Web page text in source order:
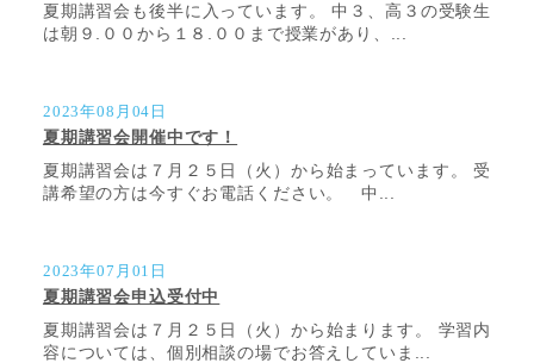
夏期講習会も後半に入っています。 中３、高３の受験生
は朝９.００から１８.００まで授業があり、...
2023年08月04日
夏期講習会開催中です！
夏期講習会は７月２５日（火）から始まっています。 受
講希望の方は今すぐお電話ください。 中...
2023年07月01日
夏期講習会申込受付中
夏期講習会は７月２５日（火）から始まります。 学習内
容については、個別相談の場でお答えしていま...